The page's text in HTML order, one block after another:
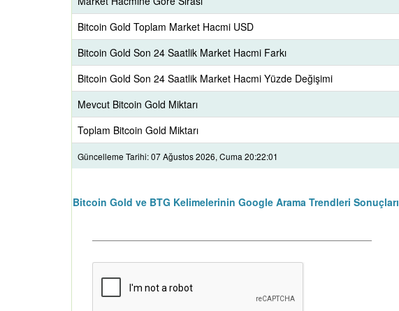
Bitcoin Gold Toplam Market Hacmi USD
Bitcoin Gold Son 24 Saatlik Market Hacmi Farkı
Bitcoin Gold Son 24 Saatlik Market Hacmi Yüzde Değişimi
Mevcut Bitcoin Gold Miktarı
Toplam Bitcoin Gold Miktarı
Güncelleme Tarihi: 07 Ağustos 2026, Cuma 20:22:01
Bitcoin Gold ve BTG Kelimelerinin Google Arama Trendleri Sonuçları